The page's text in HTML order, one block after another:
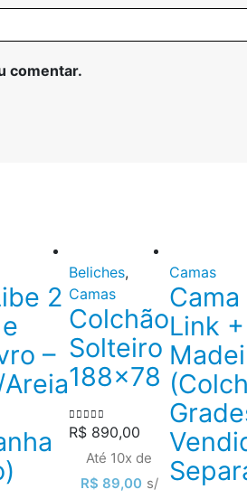
comentar.
2
–
Beliches,
Camas
Colchão
Solteiro
188×78
0out of 5
R$ 890,00
Até 10x de
R$ 89,00 s/
Camas
Link